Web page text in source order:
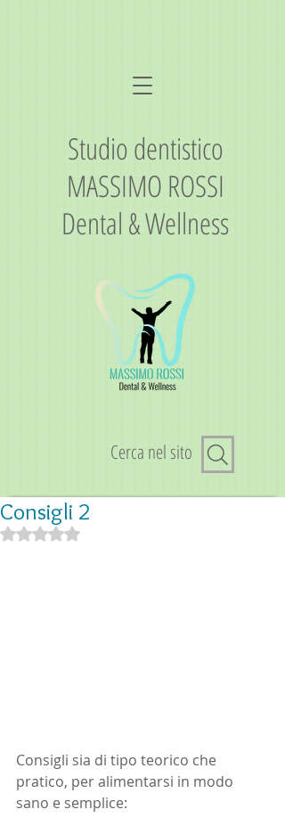
Studio dentistico
MASSIMO ROSSI
Dental & Wellness
Cerca nel sito
Consigli 2
Valutazione NaN stelle su 5.
Consigli sia di tipo teorico che
pratico, per alimentarsi in modo
sano e semplice: